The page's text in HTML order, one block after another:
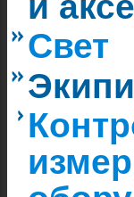
Свет